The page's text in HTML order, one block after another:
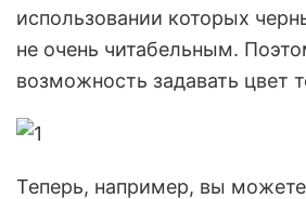
использовании которых
не очень читабельным.
возможность задавать цвет
Теперь, например, вы